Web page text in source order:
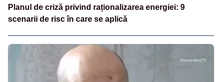
Planul de criză privind raționalizarea energiei: 9
scenarii de risc în care se aplică